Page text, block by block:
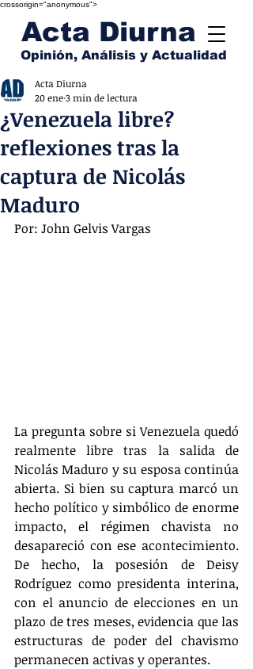
crossorigin="anonymous">
Acta Diurna
Opinión, Análisis y Actualidad
¿Venezuela libre?
reflexiones tras la
captura de Nicolás
Maduro
Acta Diurna
20 ene3 min de lectura
Por: John Gelvis Vargas
La pregunta sobre si Venezuela quedó
realmente libre tras la salida de
Nicolás Maduro y su esposa continúa
abierta. Si bien su captura marcó un
hecho político y simbólico de enorme
impacto, el régimen chavista no
desapareció con ese acontecimiento.
De hecho, la posesión de Deisy
Rodríguez como presidenta interina,
con el anuncio de elecciones en un
plazo de tres meses, evidencia que las
estructuras de poder del chavismo
permanecen activas y operantes.